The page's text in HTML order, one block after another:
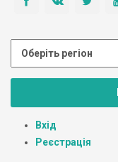
Вхід
Реєстрація